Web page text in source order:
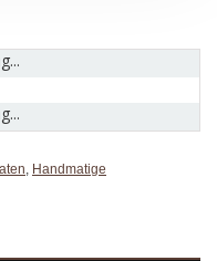
, Handmatige